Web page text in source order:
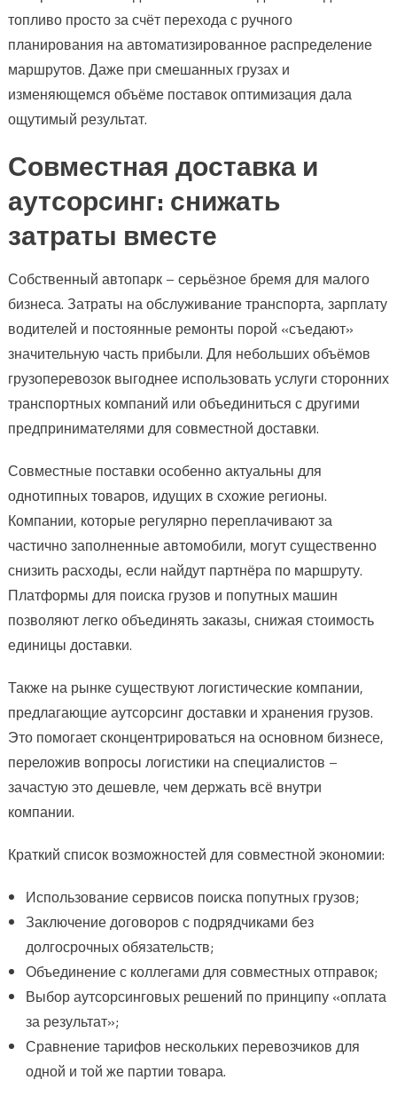
топливо просто за счёт перехода с ручного
планирования на автоматизированное распределение
маршрутов. Даже при смешанных грузах и
изменяющемся объёме поставок оптимизация дала
ощутимый результат.
Совместная доставка и
аутсорсинг: снижать
затраты вместе
Собственный автопарк – серьёзное бремя для малого
бизнеса. Затраты на обслуживание транспорта, зарплату
водителей и постоянные ремонты порой «съедают»
значительную часть прибыли. Для небольших объёмов
грузоперевозок выгоднее использовать услуги сторонних
транспортных компаний или объединиться с другими
предпринимателями для совместной доставки.
Совместные поставки особенно актуальны для
однотипных товаров, идущих в схожие регионы.
Компании, которые регулярно переплачивают за
частично заполненные автомобили, могут существенно
снизить расходы, если найдут партнёра по маршруту.
Платформы для поиска грузов и попутных машин
позволяют легко объединять заказы, снижая стоимость
единицы доставки.
Также на рынке существуют логистические компании,
предлагающие аутсорсинг доставки и хранения грузов.
Это помогает сконцентрироваться на основном бизнесе,
переложив вопросы логистики на специалистов –
зачастую это дешевле, чем держать всё внутри
компании.
Краткий список возможностей для совместной экономии:
Использование сервисов поиска попутных грузов;
Заключение договоров с подрядчиками без
долгосрочных обязательств;
Объединение с коллегами для совместных отправок;
Выбор аутсорсинговых решений по принципу «оплата
за результат»;
Сравнение тарифов нескольких перевозчиков для
одной и той же партии товара.